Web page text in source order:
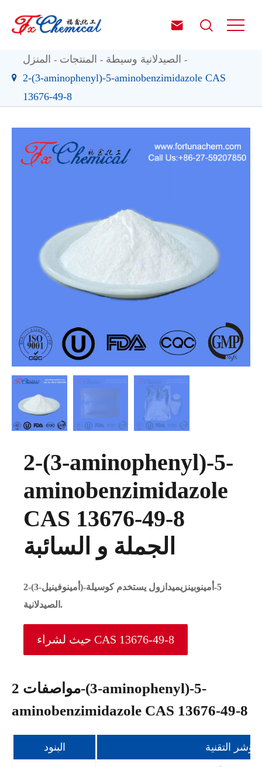
 
المنزل المنتجات
الصيدلانية وسيطة
2-(3-aminophenyl)-5-aminobenzimidazole CAS
13676-49-8
2-(3-aminophenyl)-5-
aminobenzimidazole
CAS 13676-49-8
الجملة و السائبة
2-(3-أمينوفينيل)-5-أمينوبينزيميدازول يستخدم كوسيلة
الصيدلانية.
حيث لشراء CAS 13676-49-8
مواصفات 2-(3-aminophenyl)-5-
aminobenzimidazole CAS 13676-49-8
البنود مؤشر التقنية